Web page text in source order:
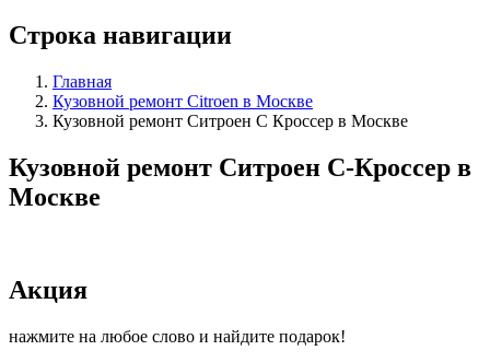
Строка навигации
Главная
Кузовной ремонт Citroen в Москве
Кузовной ремонт Ситроен С Кроссер в Москве
Кузовной ремонт Ситроен С-Кроссер в
Москве
Акция
нажмите на любое слово и найдите подарок!